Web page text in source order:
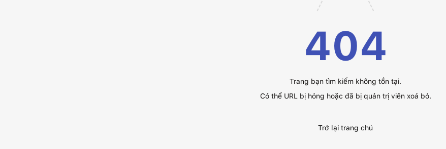
404
Trang bạn tìm kiếm không tồn tại.
Có thể URL bị hỏng hoặc đã bị quản trị viên xoá bỏ.
Trở lại trang chủ